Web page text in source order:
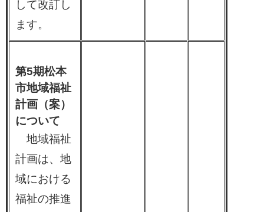
して改訂し
ます。
第5期松本
市地域福祉
計画（案）
について
​​ 地域福祉
計画は、地
域における
福祉の推進